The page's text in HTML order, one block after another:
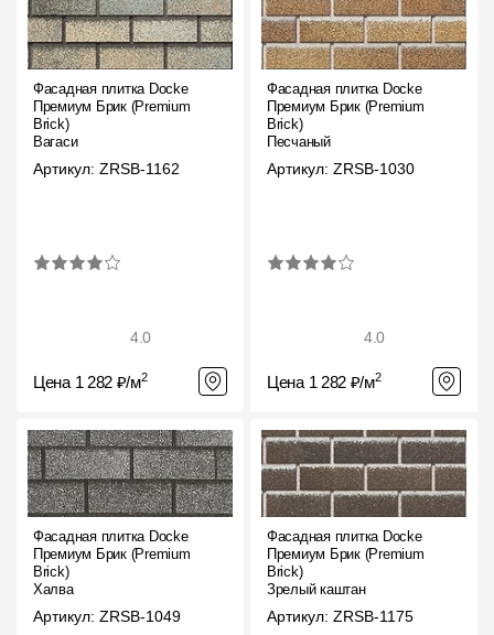
Контакты
Адрес
125212, Россия, Москва, Головинское ш., д. 5, стр. 1
"Водный")
Сб-Вс - выходной
Фасадная плитка Docke
Премиум Брик (Premium
Brick)
Вагаси
Артикул: ZRSB-1162
4.0
Цена 1 282 ₽/м2
Фасадная плитка Docke
Премиум Брик (Premium
Brick)
Песчаный
Артикул: ZRSB-1030
4.0
Цена 1 282 ₽/м2
Фасадная плитка Docke
Премиум Брик (Premium
Brick)
Халва
Артикул: ZRSB-1049
Фасадная плитка Docke
Премиум Брик (Premium
Brick)
Зрелый каштан
Артикул: ZRSB-1175